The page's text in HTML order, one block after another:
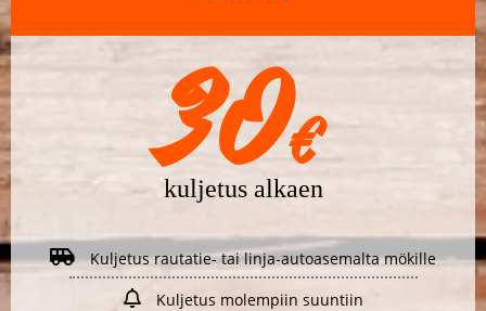
30€
kuljetus alkaen
Kuljetus rautatie- tai linja-autoasemalta mökille
Kuljetus molempiin suuntiin